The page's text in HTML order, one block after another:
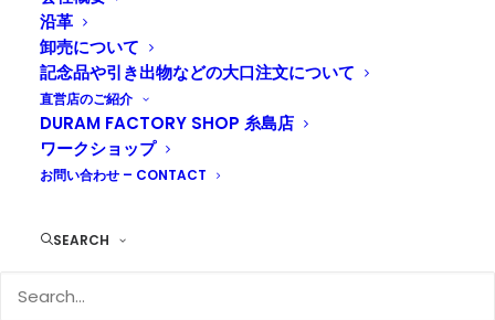
沿革
卸売について
記念品や引き出物などの大口注文について
直営店のご紹介
DURAM FACTORY SHOP 糸島店
ワークショップ
お問い合わせ – CONTACT
SEARCH
DURAM ショルダー巾着バッグ 24003
ストラップ